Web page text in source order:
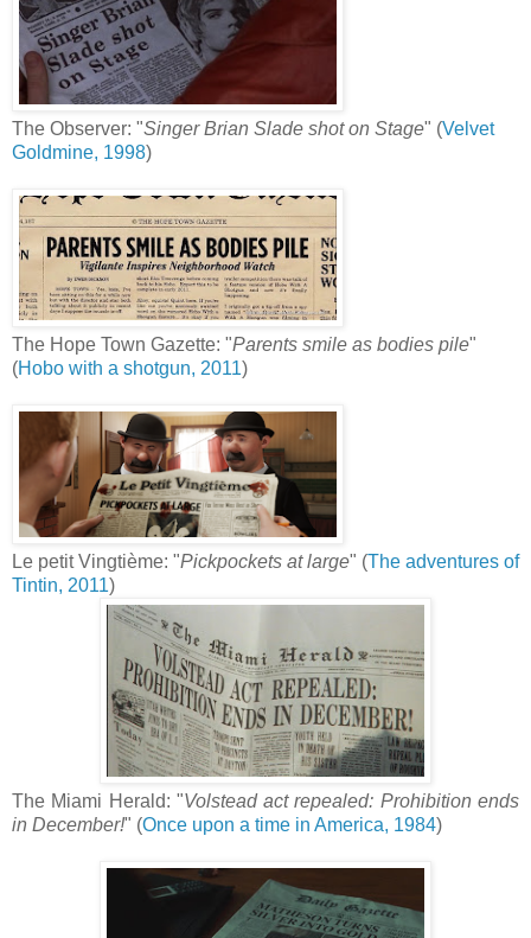
The Observer: "Singer Brian Slade shot on Stage" (Velvet
Goldmine, 1998)
The Hope Town Gazette: "Parents smile as bodies pile"
(Hobo with a shotgun, 2011)
Le petit Vingtième: "Pickpockets at large" (The adventures of
Tintin, 2011)
The Miami Herald: "Volstead act repealed: Prohibition ends
in December!" (Once upon a time in America, 1984)